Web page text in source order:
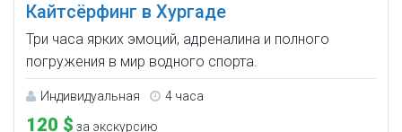
Кайтcёрфинг в Хургаде
Три часа ярких эмоций, адреналина и полного
погружения в мир водного спорта.
Индивидуальная 4 часа
120 $ за экскурсию